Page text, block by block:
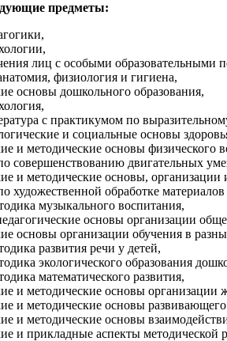
предметы:
лиц с особыми образовательными
физиология и гигиена,
основы дошкольного образования,
с практикумом по
и социальные основы
и методические основы физического
совершенствованию двигательных
и методические основы,
художественной обработке материалов
музыкального воспитания,
основы организации
основы организации обучения в
развития речи у детей,
экологического образования
математического развития,
и методические основы организации
и методические основы
и методические основы
и прикладные аспекты методической